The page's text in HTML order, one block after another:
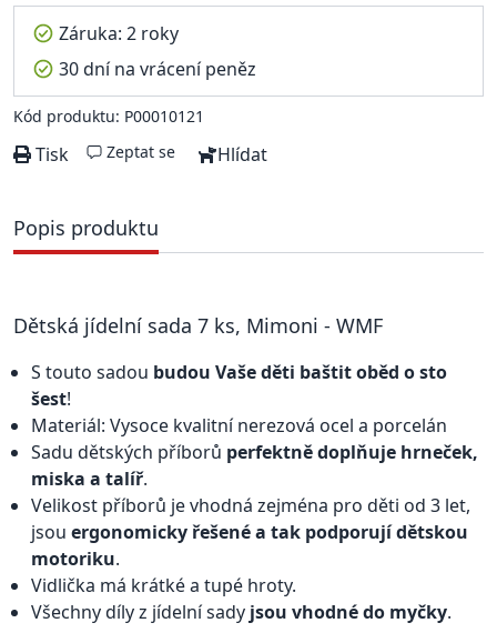
Záruka: 2 roky
30 dní na vrácení peněz
Kód produktu: P00010121
Tisk Zeptat se Hlídat
Popis produktu
Dětská jídelní sada 7 ks, Mimoni - WMF
S touto sadou budou Vaše děti baštit oběd o sto
šest!
Materiál: Vysoce kvalitní nerezová ocel a porcelán
Sadu dětských příborů perfektně doplňuje hrneček,
miska a talíř.
Velikost příborů je vhodná zejména pro děti od 3 let,
jsou ergonomicky řešené a tak podporují dětskou
motoriku.
Vidlička má krátké a tupé hroty.
Všechny díly z jídelní sady jsou vhodné do myčky.